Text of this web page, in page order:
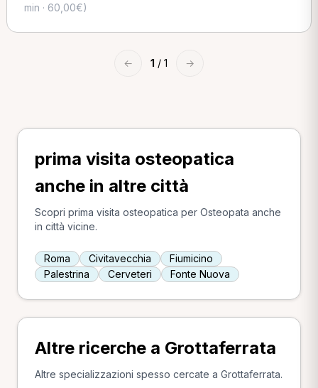
min · 60,00€)
← 1 / 1 →
prima visita osteopatica
anche in altre città
Scopri prima visita osteopatica per Osteopata anche
in città vicine.
Roma Civitavecchia
Fiumicino
Palestrina
Cerveteri Fonte Nuova
Altre ricerche a Grottaferrata
Altre specializzazioni spesso cercate a Grottaferrata.